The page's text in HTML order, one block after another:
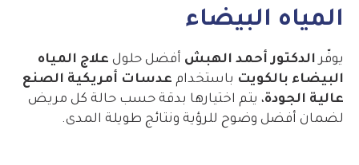
المياه البيضاء
يوفّرالدكتور أحمد الهبش أفضل حلول علاج المياه
البيضاء بالكويت باستخدام عدسات أمريكية الصنع
عالية الجودة، يتم اختيارها بدقة حسب حالة كل مريض
لضمان أفضل وضوح للرؤية ونتائج طويلة المدى.